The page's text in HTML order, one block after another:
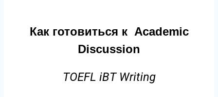
Как готовиться к Academic
Discussion
TOEFL iBT Writing